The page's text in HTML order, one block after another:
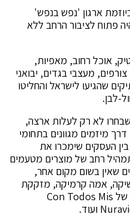
ביוזמת ארגון 'נפש בנפש'
פתוח לציבור הרחב ללא
אוכל רחוב, מאפיות,
מעצבי בגדים, יבואני
שהגיעו לישראל והחליטו
לבן.
לא רק לעלות ארצה,
מיזמים מגוונים בתחומי
בין העסקים שימכרו את
רחב של מוצרים מטעמים
שאין בשום מקום אחר,
אמה קרמיקה, מזקקת
לג'נדס, קקאו הגליל, ציורי אמנות של Con Todos Mis